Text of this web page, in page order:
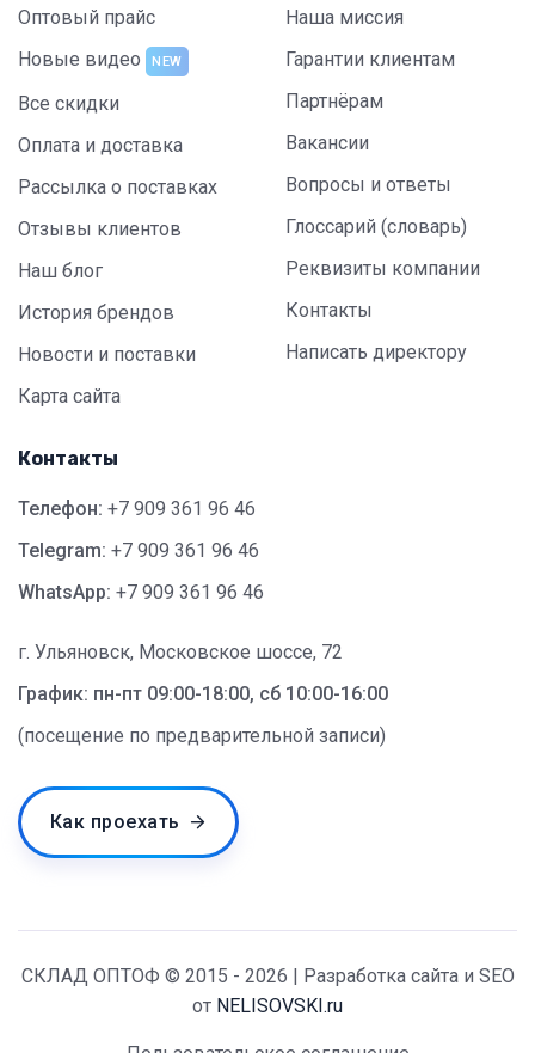
Оптовый прайс
Новые видео
NEW
Все скидки
Оплата и доставка
Рассылка о поставках
Отзывы клиентов
Наш блог
История брендов
Новости и поставки
Карта сайта
Наша миссия
Гарантии клиентам
Партнёрам
Вакансии
Вопросы и ответы
Глоссарий (словарь)
Реквизиты компании
Контакты
Написать директору
Контакты
Телефон: +7 909 361 96 46
Telegram: +7 909 361 96 46
WhatsApp: +7 909 361 96 46
г. Ульяновск, Московское шоссе, 72
График: пн-пт 09:00-18:00, сб 10:00-16:00
(посещение по предварительной записи)
Как проехать
СКЛАД ОПТОФ © 2015 - 2026 | Разработка сайта и SEO
от NELISOVSKI.ru